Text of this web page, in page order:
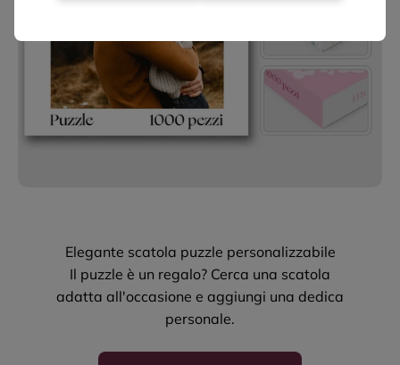
Elegante scatola puzzle personalizzabile
Il puzzle è un regalo? Cerca una scatola
adatta all'occasione e aggiungi una dedica
personale.